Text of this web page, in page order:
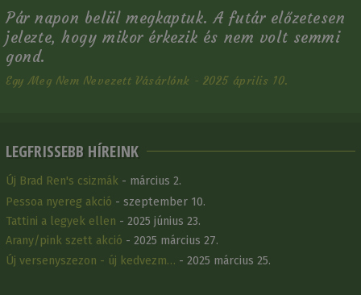
Pár napon belül megkaptuk. A futár előzetesen
jelezte, hogy mikor érkezik és nem volt semmi
gond.
Egy Meg Nem Nevezett Vásárlónk - 2025 április 10.
LEGFRISSEBB HÍREINK
Új Brad Ren's csizmák - március 2.
Pessoa nyereg akció - szeptember 10.
Tattini a legyek ellen - 2025 június 23.
Arany/pink szett akció - 2025 március 27.
Új versenyszezon - új kedvezm… - 2025 március 25.